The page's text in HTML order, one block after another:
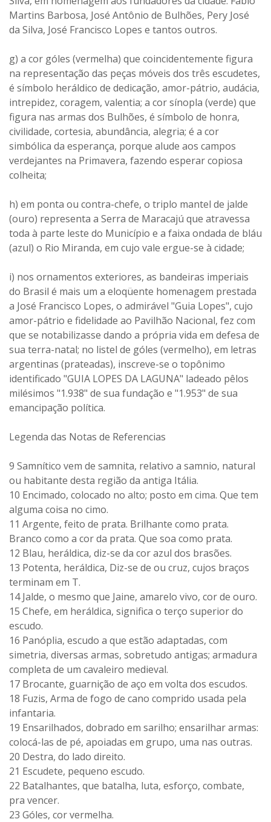
Martins Barbosa, José Antônio de Bulhões, Pery José
da Silva, José Francisco Lopes e tantos outros.
g) a cor góles (vermelha) que coincidentemente figura
na representação das peças móveis dos três escudetes,
é símbolo heráldico de dedicação, amor-pátrio, audácia,
intrepidez, coragem, valentia; a cor sínopla (verde) que
figura nas armas dos Bulhões, é símbolo de honra,
civilidade, cortesia, abundância, alegria; é a cor
simbólica da esperança, porque alude aos campos
verdejantes na Primavera, fazendo esperar copiosa
colheita;
h) em ponta ou contra-chefe, o triplo mantel de jalde
(ouro) representa a Serra de Maracajú que atravessa
toda à parte leste do Município e a faixa ondada de bláu
(azul) o Rio Miranda, em cujo vale ergue-se à cidade;
i) nos ornamentos exteriores, as bandeiras imperiais
do Brasil é mais um a eloqüente homenagem prestada
a José Francisco Lopes, o admirável "Guia Lopes", cujo
amor-pátrio e fidelidade ao Pavilhão Nacional, fez com
que se notabilizasse dando a própria vida em defesa de
sua terra-natal; no listel de góles (vermelho), em letras
argentinas (prateadas), inscreve-se o topônimo
identificado "GUIA LOPES DA LAGUNA" ladeado pêlos
milésimos "1.938" de sua fundação e "1.953" de sua
emancipação política.
Legenda das Notas de Referencias
9 Samnítico vem de samnita, relativo a samnio, natural
ou habitante desta região da antiga Itália.
10 Encimado, colocado no alto; posto em cima. Que tem
alguma coisa no cimo.
11 Argente, feito de prata. Brilhante como prata.
Branco como a cor da prata. Que soa como prata.
12 Blau, heráldica, diz-se da cor azul dos brasões.
13 Potenta, heráldica, Diz-se de ou cruz, cujos braços
terminam em T.
14 Jalde, o mesmo que Jaine, amarelo vivo, cor de ouro.
15 Chefe, em heráldica, significa o terço superior do
escudo.
16 Panóplia, escudo a que estão adaptadas, com
simetria, diversas armas, sobretudo antigas; armadura
completa de um cavaleiro medieval.
17 Brocante, guarnição de aço em volta dos escudos.
18 Fuzis, Arma de fogo de cano comprido usada pela
infantaria.
19 Ensarilhados, dobrado em sarilho; ensarilhar armas:
colocá-las de pé, apoiadas em grupo, uma nas outras.
20 Destra, do lado direito.
21 Escudete, pequeno escudo.
22 Batalhantes, que batalha, luta, esforço, combate,
pra vencer.
23 Góles, cor vermelha.